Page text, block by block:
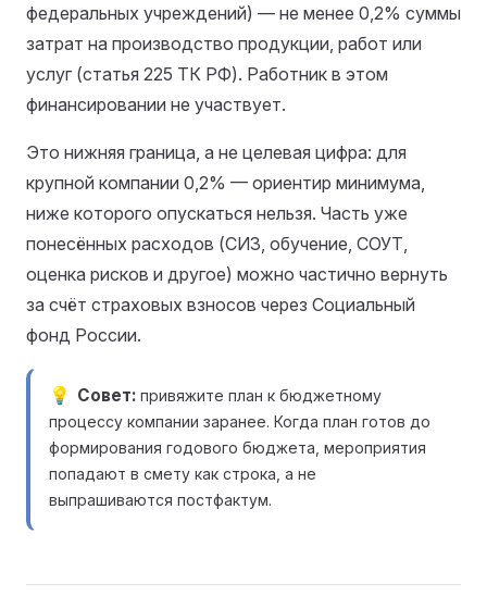
федеральных учреждений) — не менее 0,2% суммы
затрат на производство продукции, работ или
услуг (статья 225 ТК РФ). Работник в этом
финансировании не участвует.
Это нижняя граница, а не целевая цифра: для
крупной компании 0,2% — ориентир минимума,
ниже которого опускаться нельзя. Часть уже
понесённых расходов (СИЗ, обучение, СОУТ,
оценка рисков и другое) можно частично вернуть
за счёт страховых взносов через Социальный
фонд России.
Совет привяжите план к бюджетному
процессу компании заранее. Когда план готов до
формирования годового бюджета, мероприятия
попадают в смету как строка, а не
выпрашиваются постфактум.